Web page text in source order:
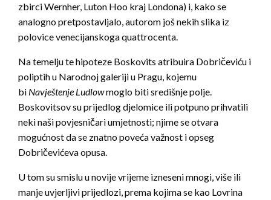
zbirci Wernher, Luton Hoo kraj Londona) i, kako se
analogno pretpostavljalo, autorom još nekih slika iz
polovice venecijanskoga quattrocenta.
Na temelju te hipoteze Boskovits atribuira Dobričeviću i
poliptih u Narodnoj galeriji u Pragu, kojemu
bi Navještenje Ludlowmoglo biti središnje polje.
Boskovitsov su prijedlog djelomice ili potpuno prihvatili
neki naši povjesničari umjetnosti; njime se otvara
mogućnost da se znatno poveća važnost i opseg
Dobričevićeva opusa.
U tom su smislu u novije vrijeme izneseni mnogi, više ili
manje uvjerljivi prijedlozi, prema kojima se kao Lovrina